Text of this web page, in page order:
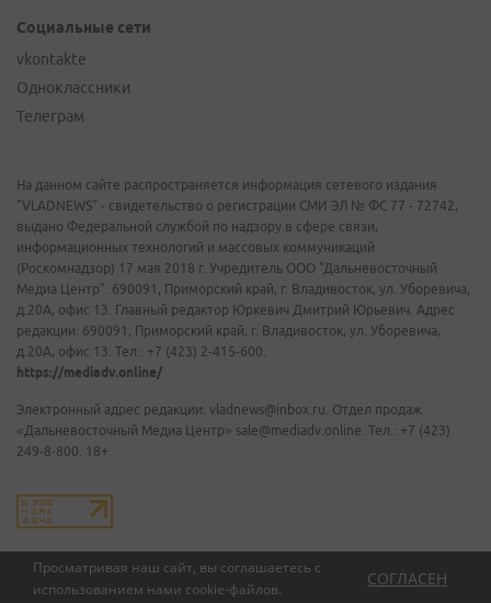
Просматривая наш сайт, вы соглашаетесь с
использованием нами cookie-файлов.
СОГЛАСЕН
Социальные сети
vkontakte
Одноклассники
Телеграм
На данном сайте распространяется информация сетевого издания
"VLADNEWS" - свидетельство о регистрации СМИ ЭЛ № ФС 77 - 72742,
выдано Федеральной службой по надзору в сфере связи,
информационных технологий и массовых коммуникаций
(Роскомнадзор) 17 мая 2018 г. Учредитель ООО "Дальневосточный
Медиа Центр". 690091, Приморский край, г. Владивосток, ул. Уборевича,
д.20А, офис 13. Главный редактор Юркевич Дмитрий Юрьевич. Адрес
редакции: 690091, Приморский край, г. Владивосток, ул. Уборевича,
д.20А, офис 13. Тел.: +7 (423) 2-415-600.
https://mediadv.online/
Электронный адрес редакции: vladnews@inbox.ru. Отдел продаж
«Дальневосточный Медиа Центр» sale@mediadv.online. Тел.: +7 (423)
249-8-800. 18+